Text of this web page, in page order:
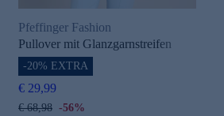
Pfeffinger Fashion
Pullover mit Glanzgarnstreifen
-20% EXTRA
€ 29,99
€ 68,98 -56%